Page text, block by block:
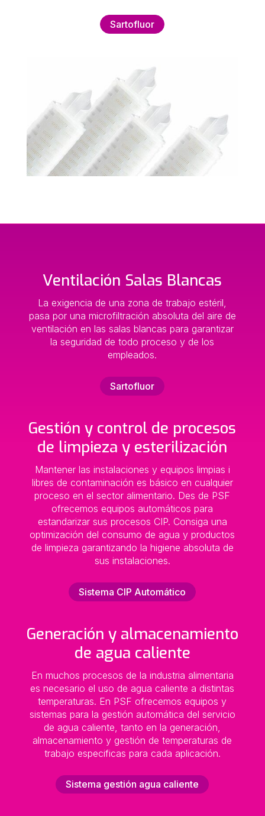
Sartofluor
Ventilación Salas Blancas
La exigencia de una zona de trabajo estéril,
pasa por una microfiltración absoluta del aire de
ventilación en las salas blancas para garantizar
la seguridad de todo proceso y de los
empleados.
Sartofluor
Gestión y control de procesos
de limpieza y esterilización
Mantener las instalaciones y equipos limpias i
libres de contaminación es básico en cualquier
proceso en el sector alimentario. Des de PSF
ofrecemos equipos automáticos para
estandarizar sus procesos CIP. Consiga una
optimización del consumo de agua y productos
de limpieza garantizando la higiene absoluta de
sus instalaciones.
Sistema CIP Automático
Generación y almacenamiento
de agua caliente
En muchos procesos de la industria alimentaria
es necesario el uso de agua caliente a distintas
temperaturas. En PSF ofrecemos equipos y
sistemas para la gestión automática del servicio
de agua caliente, tanto en la generación,
almacenamiento y gestión de temperaturas de
trabajo especificas para cada aplicación.
Sistema gestión agua caliente